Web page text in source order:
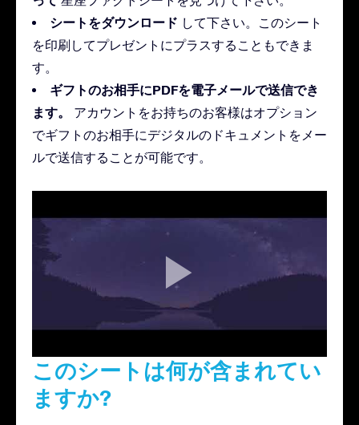
シートをダウンロード して下さい。このシート
を印刷してプレゼントにプラスすることもできま
す。
ギフトのお相手にPDFを電子メールで送信でき
ます。
アカウントをお持ちのお客様はオプション
でギフトのお相手にデジタルのドキュメントをメー
ルで送信することが可能です。
このシートは何が含まれてい
ますか?